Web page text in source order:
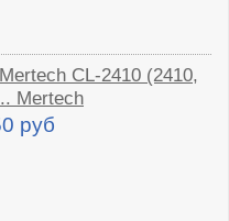
CL-2410 (2410,
Mertech
руб